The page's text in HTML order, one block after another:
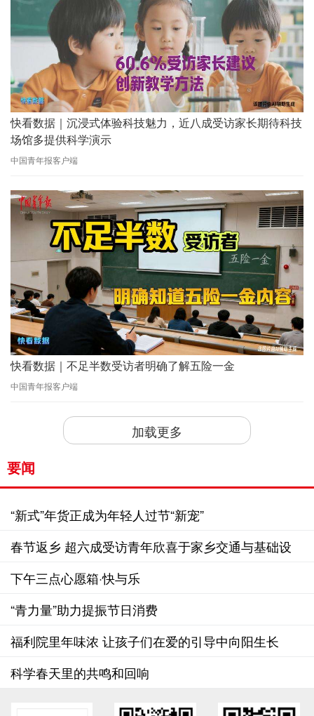
快看数据｜沉浸式体验科技魅力，近八成受访家长期待科技
场馆多提供科学演示
中国青年报客户端
快看数据｜不足半数受访者明确了解五险一金
中国青年报客户端
加载更多
要闻
“新式”年货正成为年轻人过节“新宠”
春节返乡 超六成受访青年欣喜于家乡交通与基础设
施的改善
下午三点心愿箱·快与乐
“青力量”助力提振节日消费
福利院里年味浓 让孩子们在爱的引导中向阳生长
科学春天里的共鸣和回响